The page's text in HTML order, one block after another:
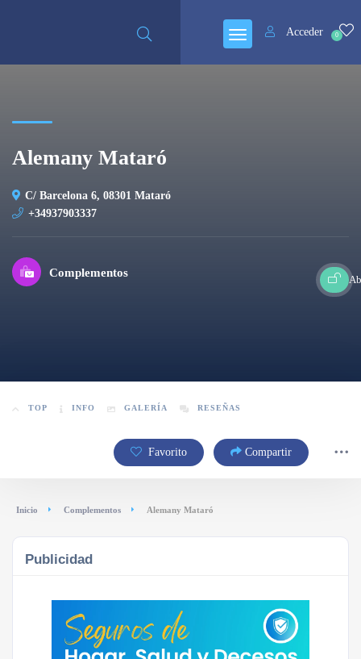
0
Acceder
Alemany Mataró
C/ Barcelona 6, 08301 Mataró
+34937903337
Complementos
TOP INFO GALERÍA RESEÑAS
Favorito Compartir
Inicio Complementos Alemany Mataró
Publicidad